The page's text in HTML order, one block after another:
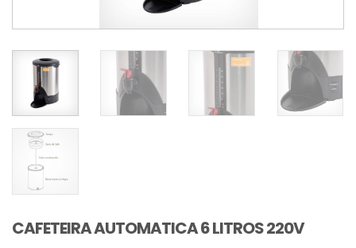
CAFETEIRA AUTOMATICA 6 LITROS 220V